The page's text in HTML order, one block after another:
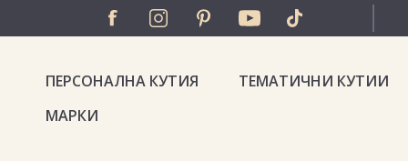
ПЕРСОНАЛНА КУТИЯ
ТЕМАТИЧНИ КУТИИ
МАРКИ